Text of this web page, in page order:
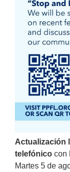
Actualización
telefónico con
Martes 5 de